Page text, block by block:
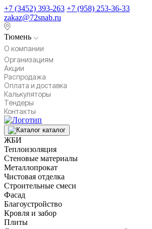
+7 (3452) 393-263 +7 (958) 253-36-33
zakaz@72snab.ru
Тюмень
О компании
Организациям
Акции
Распродажа
Оплата и доставка
Калькуляторы
Тендеры
Контакты
каталог
ЖБИ
Теплоизоляция
Стеновые материалы
Металлопрокат
Чистовая отделка
Строительные смеси
Фасад
Благоустройство
Кровля и забор
Плиты